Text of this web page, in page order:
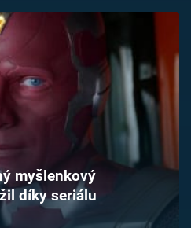
myšlenkový
díky seriálu